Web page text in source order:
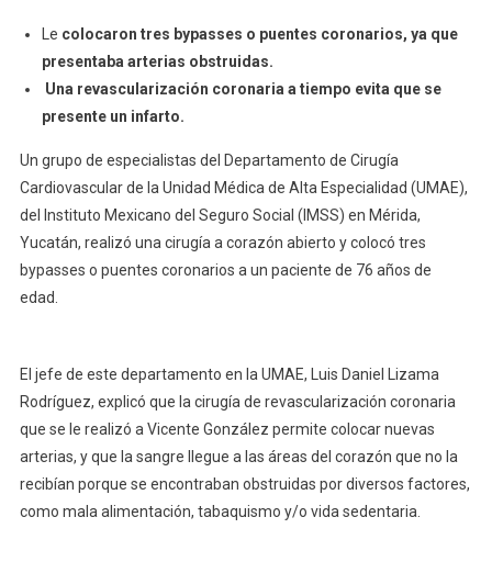
Del
Yucatán
A
Corazón
Abierto
A
Años.
Le colocaron tres bypasses o puentes coronarios, ya que
presentaba arterias obstruidas.
Una revascularización coronaria a tiempo evita que se
presente un infarto.
Un grupo de especialistas del Departamento de Cirugía
Cardiovascular de la Unidad Médica de Alta Especialidad (UMAE),
del Instituto Mexicano del Seguro Social (IMSS) en Mérida,
Yucatán, realizó una cirugía a corazón abierto y colocó tres
bypasses o puentes coronarios a un paciente de 76 años de
edad.
El jefe de este departamento en la UMAE, Luis Daniel Lizama
Rodríguez, explicó que la cirugía de revascularización coronaria
que se le realizó a Vicente González permite colocar nuevas
arterias, y que la sangre llegue a las áreas del corazón que no la
recibían porque se encontraban obstruidas por diversos factores,
como mala alimentación, tabaquismo y/o vida sedentaria.